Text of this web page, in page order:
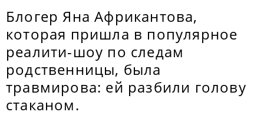
Блогер Яна Африкантова,
которая пришла в популярное
реалити-шоу по следам
родственницы, была
травмирова: ей разбили голову
стаканом.